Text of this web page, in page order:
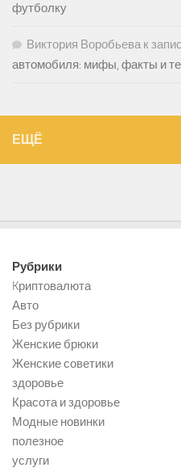
футболку
Виктория Воробьевак
автомобиля: мифы, факты и
ЕЩЁ
Рубрики
Kриптовалюта
Авто
Без рубрики
Женские брюки
Женские советики
здоровье
Красота и здоровье
Модные новинки
полезное
услуги